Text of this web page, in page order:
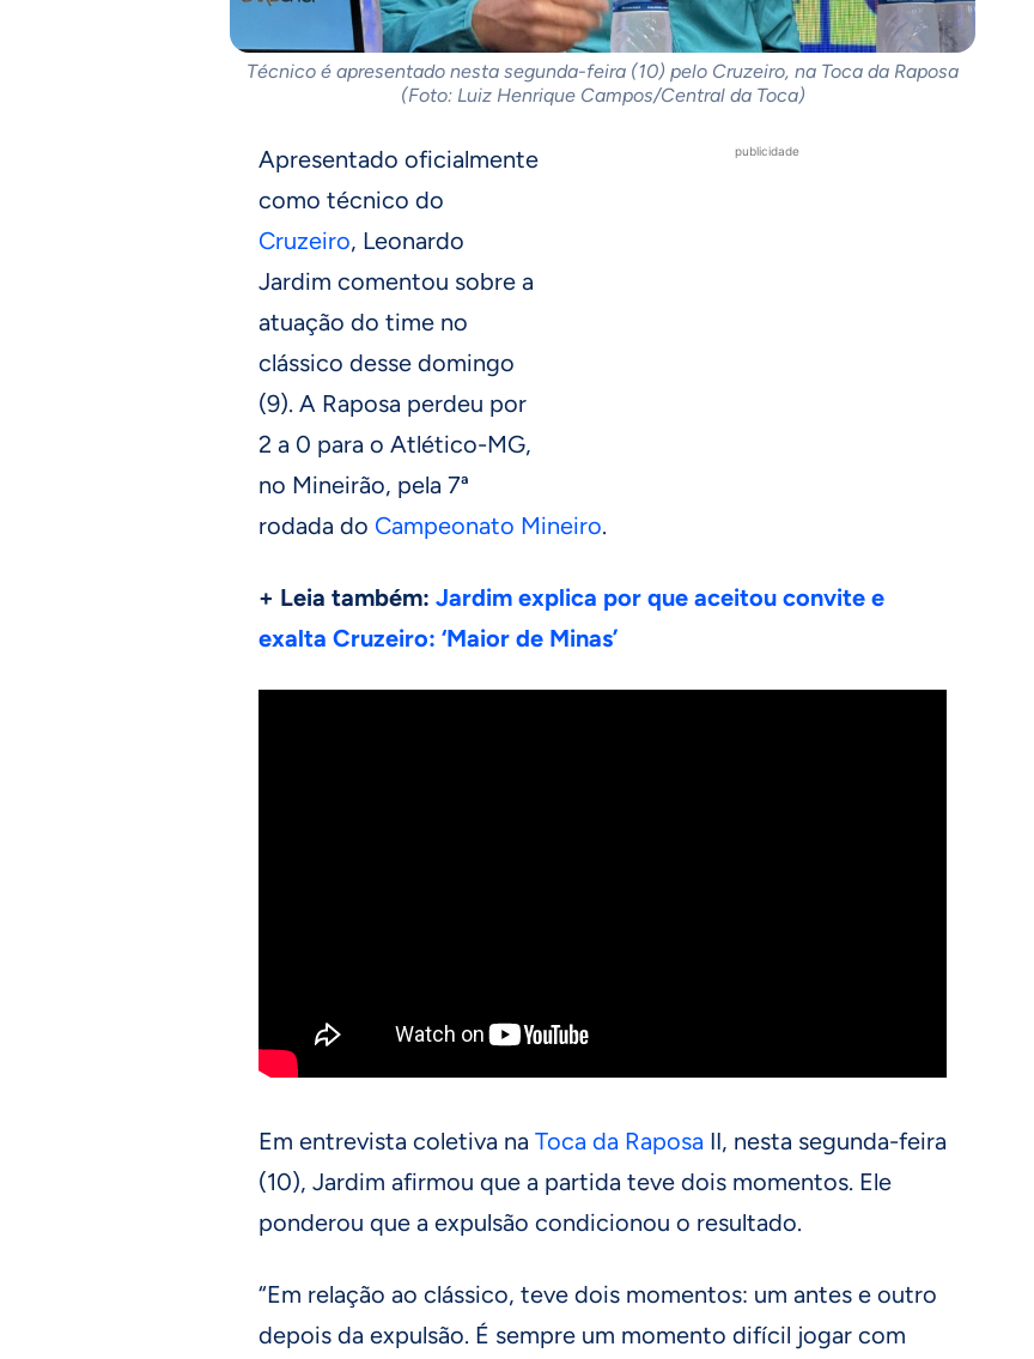
Técnico é apresentado nesta segunda-feira (10) pelo Cruzeiro, na Toca da Raposa
(Foto: Luiz Henrique Campos/Central da Toca)
publicidade
Apresentado oficialmente
como técnico do
Cruzeiro, Leonardo
Jardim comentou sobre a
atuação do time no
clássico desse domingo
(9). A Raposa perdeu por
2 a 0 para o Atlético-MG,
no Mineirão, pela 7ª
rodada do Campeonato Mineiro.
+ Leia também: Jardim explica por que aceitou convite e
exalta Cruzeiro: ‘Maior de Minas’
Em entrevista coletiva na Toca da Raposa II, nesta segunda-feira
(10), Jardim afirmou que a partida teve dois momentos. Ele
ponderou que a expulsão condicionou o resultado.
“Em relação ao clássico, teve dois momentos: um antes e outro
depois da expulsão. É sempre um momento difícil jogar com